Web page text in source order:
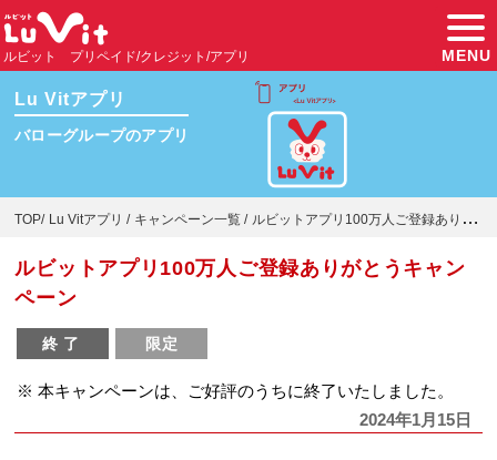
ルビット プリペイド/クレジット/アプリ MENU
Lu Vitアプリ
バローグループのアプリ
TOP Lu Vitアプリ キャンペーン一覧 ルビットアプリ100万人ご登録ありがとう...
ルビットアプリ100万人ご登録ありがとうキャン
ペーン
終了 限定
※ 本キャンペーンは、ご好評のうちに終了いたしました。
2024年1月15日